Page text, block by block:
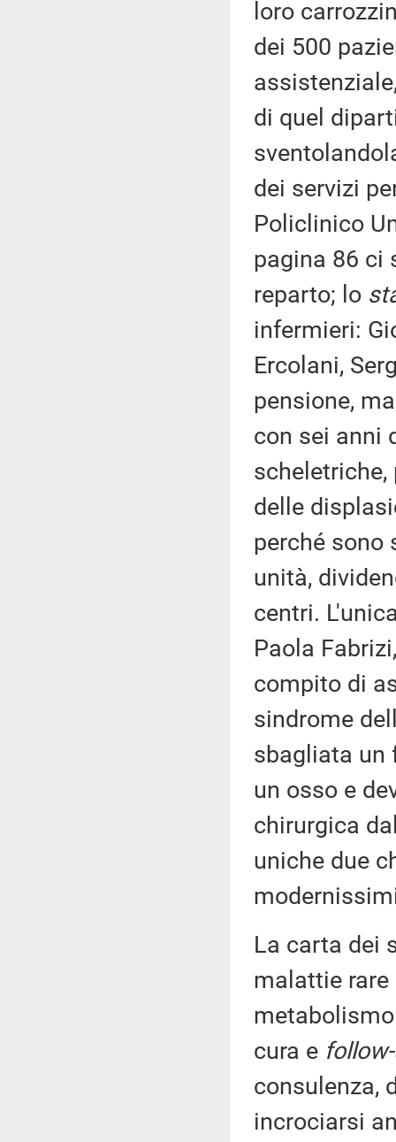
loro
dei 500
di quel
dei servizi
Policlinico
pagina 86 ci
reparto; lo
infermieri:
Ercolani,
pensione,
con sei anni
delle
perché
unità,
centri.
Paola
compito di
sindrome
sbagliata un
un osso e
chirurgica
uniche due
La carta dei
malattie
cura e
consulenza,
incrociarsi